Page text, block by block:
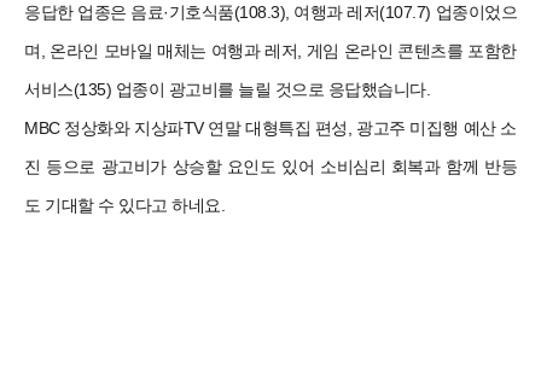
응답한 업종은 음료·기호식품(108.3), 여행과 레저(107.7) 업종이었으
며, 온라인 모바일 매체는 여행과 레저, 게임 온라인 콘텐츠를 포함한
서비스(135) 업종이 광고비를 늘릴 것으로 응답했습니다.
MBC 정상화와 지상파TV 연말 대형특집 편성, 광고주 미집행 예산 소
진 등으로 광고비가 상승할 요인도 있어 소비심리 회복과 함께 반등
도 기대할 수 있다고 하네요.